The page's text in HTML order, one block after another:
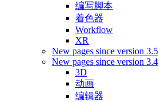
编写脚本
着色器
Workflow
XR
New pages since version 3.5
New pages since version 3.4
3D
动画
编辑器